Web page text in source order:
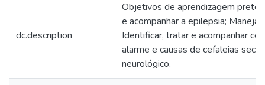
dc.description
Objetivos de aprendizagem
e acompanhar a epilepsia;
Identificar, tratar e acompanhar
alarme e causas de cefaleias
neurológico.